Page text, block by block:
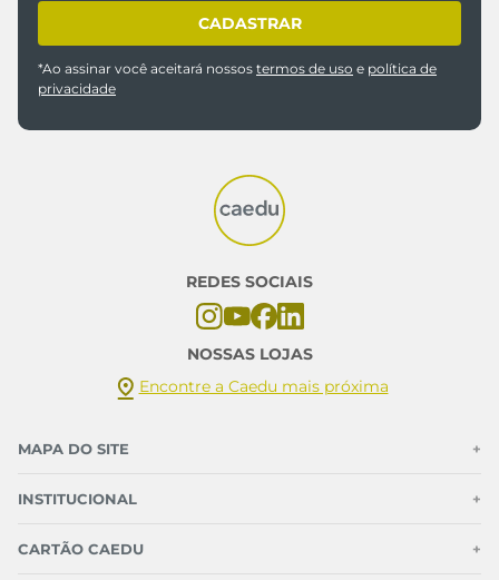
CADASTRAR
*Ao assinar você aceitará nossos termos de uso e política de
privacidade
REDES SOCIAIS
NOSSAS LOJAS
Encontre a Caedu mais próxima
MAPA DO SITE +
INSTITUCIONAL +
CARTÃO CAEDU +